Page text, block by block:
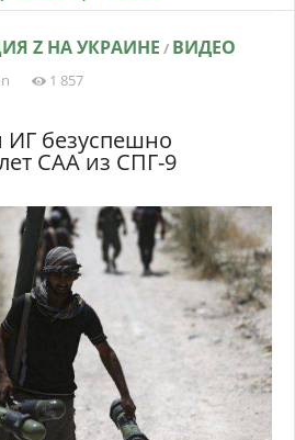
Z НА УКРАИНЕ / ВИДЕО
1 857
ИГ безуспешно
САА из СПГ-9